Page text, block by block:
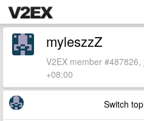
myleszzZ
V2EX member
+08:00
Switch